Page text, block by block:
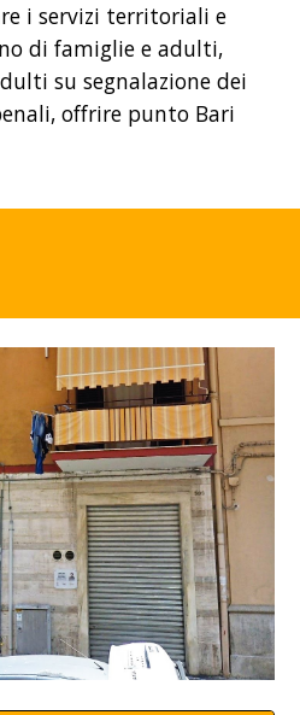
i servizi territoriali e
di famiglie e adulti,
su segnalazione dei
offrire punto Bari